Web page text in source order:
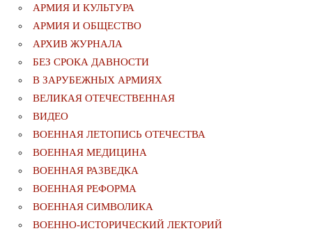
АРМИЯ И КУЛЬТУРА
АРМИЯ И ОБЩЕСТВО
АРХИВ ЖУРНАЛА
БЕЗ СРОКА ДАВНОСТИ
В ЗАРУБЕЖНЫХ АРМИЯХ
ВЕЛИКАЯ ОТЕЧЕСТВЕННАЯ
ВИДЕО
ВОЕННАЯ ЛЕТОПИСЬ ОТЕЧЕСТВА
ВОЕННАЯ МЕДИЦИНА
ВОЕННАЯ РАЗВЕДКА
ВОЕННАЯ РЕФОРМА
ВОЕННАЯ СИМВОЛИКА
ВОЕННО-ИСТОРИЧЕСКИЙ ЛЕКТОРИЙ